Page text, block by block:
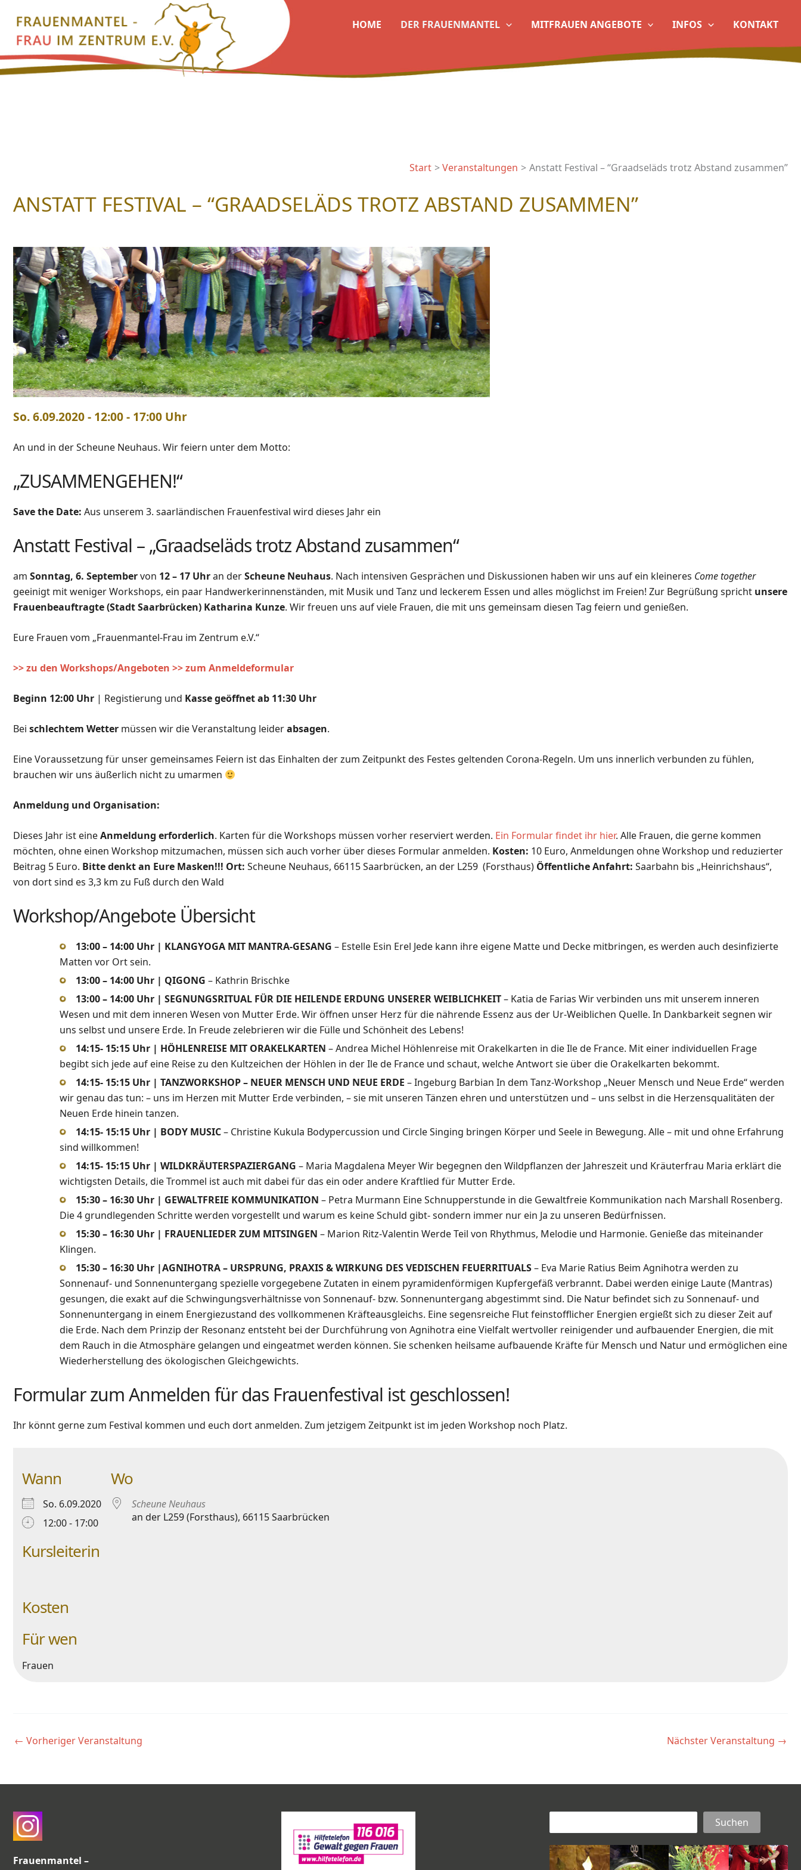
Inhalt
springen
HOME DER FRAUENMANTEL MITFRAUEN ANGEBOTE INFOS KONTAKT
Start Veranstaltungen Anstatt Festival – “Graadseläds trotz Abstand zusammen”
ANSTATT FESTIVAL – “GRAADSELÄDS TROTZ ABSTAND ZUSAMMEN”
So. 6.09.2020 - 12:00 - 17:00 Uhr
An und in der Scheune Neuhaus. Wir feiern unter dem Motto:
„ZUSAMMENGEHEN!“
Save the Date: Aus unserem 3. saarländischen Frauenfestival wird dieses Jahr ein
Anstatt Festival – „Graadseläds trotz Abstand zusammen“
am Sonntag, 6. Septembervon 12 – 17 Uhran derScheune Neuhaus. Nach intensiven Gesprächen und Diskussionen haben wir uns auf ein kleineres Come together
geeinigt mit weniger Workshops, ein paar Handwerkerinnenständen, mit Musik und Tanz und leckerem Essen und alles möglichst im Freien! Zur Begrüßung spricht unsere
Frauenbeauftragte (Stadt Saarbrücken) Katharina Kunze. Wir freuen uns auf viele Frauen, die mit uns gemeinsam diesen Tag feiern und genießen.
Eure Frauen vom „Frauenmantel-Frau im Zentrum e.V.“
>> zu den Workshops/Angeboten >> zum Anmeldeformular
Beginn 12:00 Uhr | Registierung und Kasse geöffnet ab 11:30 Uhr
Bei schlechtem Wetter müssen wir die Veranstaltung leiderabsagen.
Eine Voraussetzung für unser gemeinsames Feiern ist das Einhalten der zum Zeitpunkt des Festes geltenden Corona-Regeln. Um uns innerlich verbunden zu fühlen,
brauchen wir uns äußerlich nicht zu umarmen
Anmeldung und Organisation:
Dieses Jahr ist eineAnmeldung erforderlich. Karten für die Workshops müssen vorher reserviert werden. Ein Formular findet ihr hier. Alle Frauen, die gerne kommen
möchten, ohne einen Workshop mitzumachen, müssen sich auch vorher über dieses Formular anmelden. Kosten: 10 Euro, Anmeldungen ohne Workshop und reduzierter
Beitrag 5 Euro. Bitte denkt an Eure Masken!!! Ort: Scheune Neuhaus, 66115 Saarbrücken, an der L259 (Forsthaus) Öffentliche Anfahrt: Saarbahn bis „Heinrichshaus“,
von dort sind es 3,3 km zu Fuß durch den Wald
Workshop/Angebote Übersicht
13:00 – 14:00 Uhr | KLANGYOGA MIT MANTRA-GESANG – Estelle Esin Erel Jede kann ihre eigene Matte und Decke mitbringen, es werden auch desinfizierte
Matten vor Ort sein.
13:00 – 14:00 Uhr | QIGONG – Kathrin Brischke
13:00 – 14:00 Uhr | SEGNUNGSRITUAL FÜR DIE HEILENDE ERDUNG UNSERER WEIBLICHKEIT– Katia de Farias Wir verbinden uns mit unserem inneren
Wesen und mit dem inneren Wesen von Mutter Erde. Wir öffnen unser Herz für die nährende Essenz aus der Ur-Weiblichen Quelle. In Dankbarkeit segnen wir
uns selbst und unsere Erde. In Freude zelebrieren wir die Fülle und Schönheit des Lebens!
14:15- 15:15 Uhr | HÖHLENREISE MIT ORAKELKARTEN – Andrea Michel Höhlenreise mit Orakelkarten in die Ile de France. Mit einer individuellen Frage
begibt sich jede auf eine Reise zu den Kultzeichen der Höhlen in der Ile de France und schaut, welche Antwort sie über die Orakelkarten bekommt.
14:15- 15:15 Uhr | TANZWORKSHOP – NEUER MENSCH UND NEUE ERDE – Ingeburg Barbian In dem Tanz-Workshop „Neuer Mensch und Neue Erde“ werden
wir genau das tun: – uns im Herzen mit Mutter Erde verbinden, – sie mit unseren Tänzen ehren und unterstützen und – uns selbst in die Herzensqualitäten der
Neuen Erde hinein tanzen.
14:15- 15:15 Uhr | BODY MUSIC– Christine Kukula Bodypercussion und Circle Singing bringen Körper und Seele in Bewegung. Alle – mit und ohne Erfahrung
sind willkommen!
14:15- 15:15 Uhr | WILDKRÄUTERSPAZIERGANG – Maria Magdalena Meyer Wir begegnen den Wildpflanzen der Jahreszeit und Kräuterfrau Maria erklärt die
wichtigsten Details, die Trommel ist auch mit dabei für das ein oder andere Kraftlied für Mutter Erde.
15:30 – 16:30 Uhr | GEWALTFREIE KOMMUNIKATION – Petra Murmann Eine Schnupperstunde in die Gewaltfreie Kommunikation nach Marshall Rosenberg.
Die 4 grundlegenden Schritte werden vorgestellt und warum es keine Schuld gibt- sondern immer nur ein Ja zu unseren Bedürfnissen.
15:30 – 16:30 Uhr | FRAUENLIEDER ZUM MITSINGEN – Marion Ritz-Valentin Werde Teil von Rhythmus, Melodie und Harmonie. Genieße das miteinander
Klingen.
15:30 – 16:30 Uhr |AGNIHOTRA – URSPRUNG, PRAXIS & WIRKUNG DES VEDISCHEN FEUERRITUALS– Eva Marie Ratius Beim Agnihotra werden zu
Sonnenauf- und Sonnenuntergang spezielle vorgegebene Zutaten in einem pyramidenförmigen Kupfergefäß verbrannt. Dabei werden einige Laute (Mantras)
gesungen, die exakt auf die Schwingungsverhältnisse von Sonnenauf- bzw. Sonnenuntergang abgestimmt sind. Die Natur befindet sich zu Sonnenauf- und
Sonnenuntergang in einem Energiezustand des vollkommenen Kräfteausgleichs. Eine segensreiche Flut feinstofflicher Energien ergießt sich zu dieser Zeit auf
die Erde. Nach dem Prinzip der Resonanz entsteht bei der Durchführung von Agnihotra eine Vielfalt wertvoller reinigender und aufbauender Energien, die mit
dem Rauch in die Atmosphäre gelangen und eingeatmet werden können. Sie schenken heilsame aufbauende Kräfte für Mensch und Natur und ermöglichen eine
Wiederherstellung des ökologischen Gleichgewichts.
Formular zum Anmelden für das Frauenfestival ist geschlossen!
Ihr könnt gerne zum Festival kommen und euch dort anmelden. Zum jetzigem Zeitpunkt ist im jeden Workshop noch Platz.
Wann
So. 6.09.2020
12:00 - 17:00
Kursleiterin
Kosten
Für wen
Frauen
Wo
Scheune Neuhaus
an der L259 (Forsthaus), 66115 Saarbrücken
← Vorheriger Veranstaltung Nächster Veranstaltung →
Frauenmantel –
Suchen